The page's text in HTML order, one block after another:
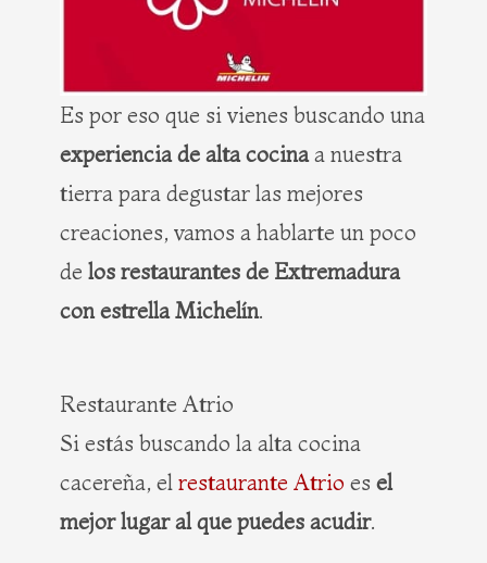
Es por eso que si vienes buscando una
experiencia de alta cocinaa nuestra
tierra para degustar las mejores
creaciones, vamos a hablarte un poco
de los restaurantes de Extremadura
con estrella Michelín.
Restaurante Atrio
Si estás buscando la alta cocina
cacereña, el restaurante Atrio es el
mejor lugar al que puedes acudir.